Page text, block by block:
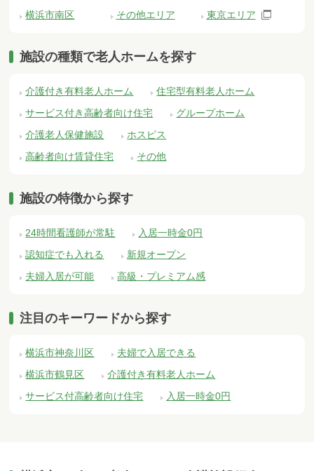
横浜市南区 その他エリア 東京エリア
施設の種類で老人ホームを探す
介護付き有料老人ホーム
住宅型有料老人ホーム
サービス付き高齢者向け住宅
グループホーム
介護老人保健施設
ホスピス
高齢者向け賃貸住宅
その他
施設の特徴から探す
24時間看護師が常駐
入居一時金0円
認知症でも入れる
新規オープン
夫婦入居が可能
高級・プレミアム感
注目のキーワードから探す
横浜市神奈川区
夫婦で入居できる
横浜市鶴見区
介護付き有料老人ホーム
サービス付高齢者向け住宅
入居一時金0円